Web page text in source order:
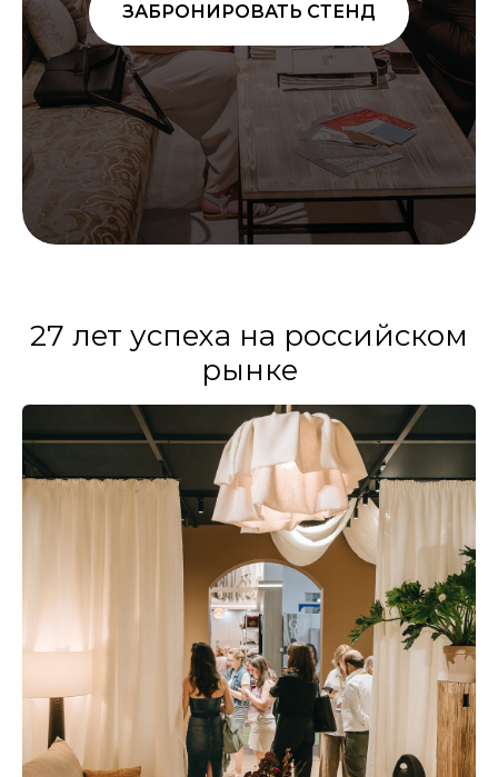
ЗАБРОНИРОВАТЬ СТЕНД
27 лет успеха на российском
рынке